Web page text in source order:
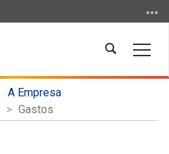
Abrir
busca
A Empresa
Gastos